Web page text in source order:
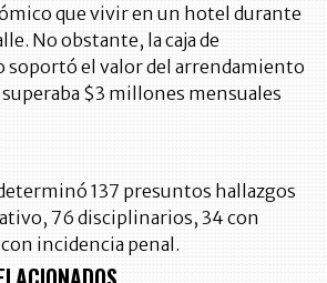
que vivir en un hotel durante
No obstante, la caja de
soportó el valor del arrendamiento
superaba $3 millones mensuales
137 presuntos hallazgos
76 disciplinarios, 34 con
incidencia penal.